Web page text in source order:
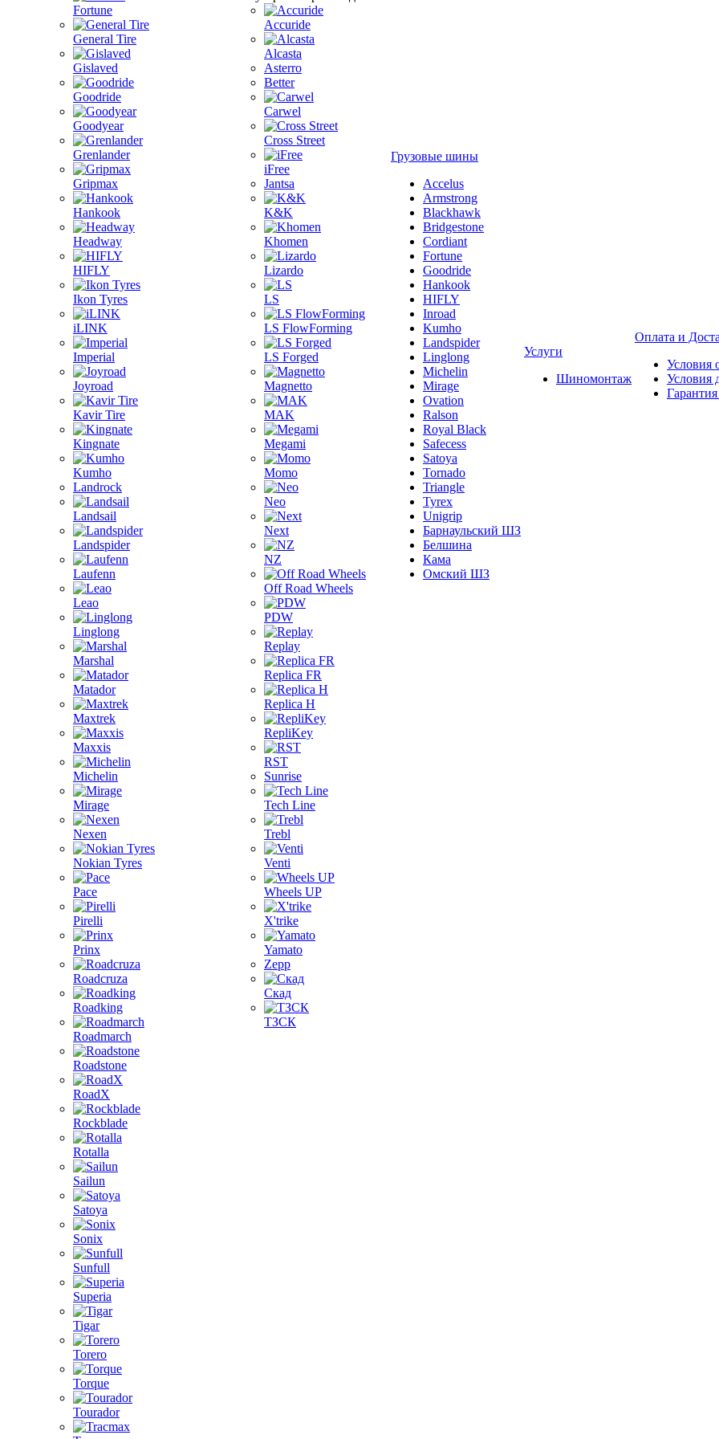
Fortune
General Tire
Gislaved
Goodride
Goodyear
Grenlander
Gripmax
Hankook
Headway
HIFLY
Ikon Tyres
iLINK
Imperial
Joyroad
Kavir Tire
Kingnate
Kumho
Landrock
Landsail
Landspider
Laufenn
Leao
Linglong
Marshal
Matador
Maxtrek
Maxxis
Michelin
Mirage
Nexen
Nokian Tyres
Pace
Pirelli
Prinx
Roadcruza
Roadking
Roadmarch
Roadstone
RoadX
Rockblade
Rotalla
Sailun
Satoya
Sonix
Sunfull
Superia
Tigar
Torero
Torque
Tourador
Accuride
Alcasta
Asterro
Better
Carwel
Cross Street
iFree
Jantsa
K&K
Khomen
Lizardo
LS
LS FlowForming
LS Forged
Magnetto
MAK
Megami
Momo
Neo
Next
NZ
Off Road Wheels
PDW
Replay
Replica FR
Replica H
RepliKey
RST
Sunrise
Tech Line
Trebl
Venti
Wheels UP
X'trike
Yamato
Zepp
Скад
ТЗСК
Грузовые шины
Accelus
Armstrong
Blackhawk
Bridgestone
Cordiant
Fortune
Goodride
Hankook
HIFLY
Inroad
Kumho
Landspider
Linglong
Michelin
Mirage
Ovation
Ralson
Royal Black
Safecess
Satoya
Tornado
Triangle
Tyrex
Unigrip
Барнаульский ШЗ
Белшина
Кама
Омский ШЗ
Услуги
Шиномонтаж
Оплата и
Условия
Условия